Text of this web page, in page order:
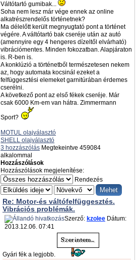
Váltótartó gumibak...
Soha nem lesz már vége ennek az online
alkatrészrendelős történetnek?
Ma délelőtt került megnyugtató pont a történet
végére. A váltótartó bak cseréje után az autó
(amennyire egy 4 hengeres dízeltől elvárható)
vibrációmentes. Minden fokozatban. Alapjáraton
is. R-ben is.
A konklúzió a történetből természetesen nekem
az, hogy automata kocsinál ezeket a
felfüggesztési elemeket garnitúrában érdemes
cserélni.
A következő pont az első fékek cseréje. Már
csak 6000 Km-em van hátra. Zimmermann
Sport?
MOTUL olajválasztó
SHELL olajválasztó
3 hozzászólás Megtekeintve 459084
alkalommal
Hozzászólások
Hozzászólások megjelenítése:
Rendezés
Re: Motor-és váltófelfüggesztés.
Vibrációs problémák.
Szerző: kzoleeDátum:
2013.12.06. 07:41
Gyári fék a legjobb.